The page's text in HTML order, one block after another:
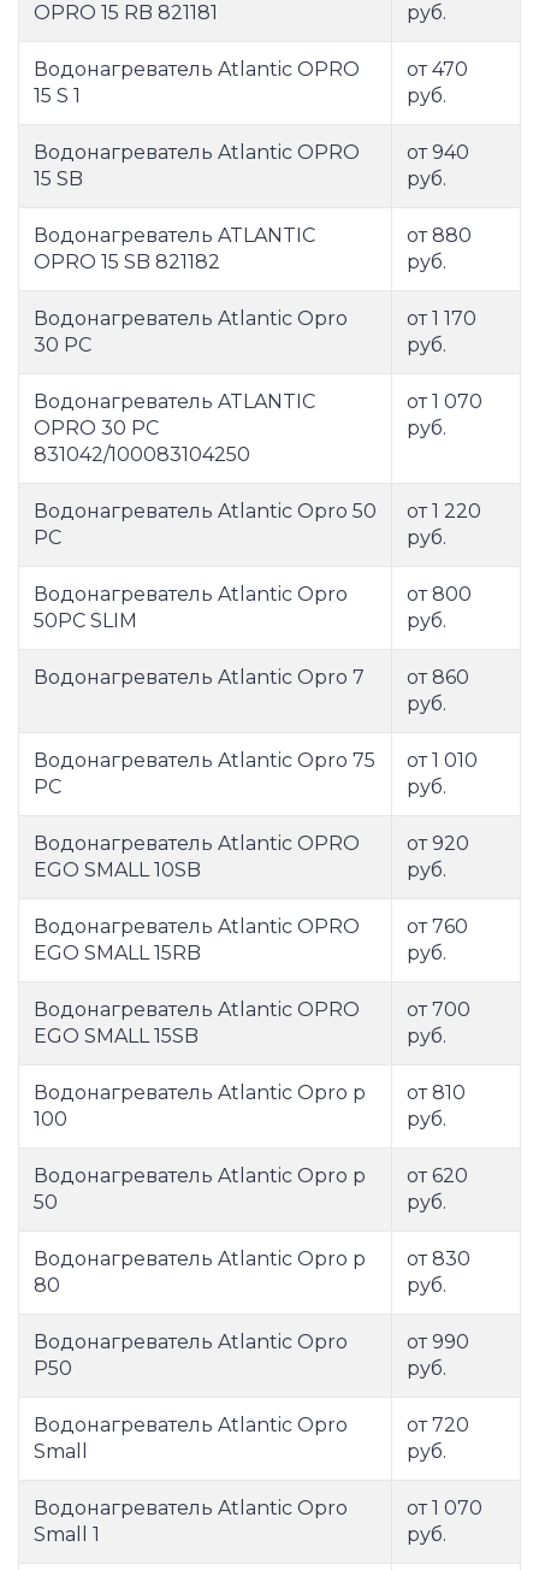
OPRO 15 RB 821181
руб.
Водонагреватель Atlantic OPRO
15 S 1
от 470
руб.
Водонагреватель Atlantic OPRO
15 SB
от 940
руб.
Водонагреватель ATLANTIC
OPRO 15 SB 821182
от 880
руб.
Водонагреватель Atlantic Opro
30 PC
от 1 170
руб.
Водонагреватель ATLANTIC
OPRO 30 PC
831042/100083104250
от 1 070
руб.
Водонагреватель Atlantic Opro 50
PC
от 1 220
руб.
Водонагреватель Atlantic Opro
50PC SLIM
от 800
руб.
Водонагреватель Atlantic Opro 7
от 860
руб.
Водонагреватель Atlantic Opro 75
PC
от 1 010
руб.
Водонагреватель Atlantic OPRO
EGO SMALL 10SB
от 920
руб.
Водонагреватель Atlantic OPRO
EGO SMALL 15RB
от 760
руб.
Водонагреватель Atlantic OPRO
EGO SMALL 15SB
от 700
руб.
Водонагреватель Atlantic Opro p
100
от 810
руб.
Водонагреватель Atlantic Opro p
50
от 620
руб.
Водонагреватель Atlantic Opro p
80
от 830
руб.
Водонагреватель Atlantic Opro
P50
от 990
руб.
Водонагреватель Atlantic Opro
Small
от 720
руб.
Водонагреватель Atlantic Opro
Small 1
от 1 070
руб.